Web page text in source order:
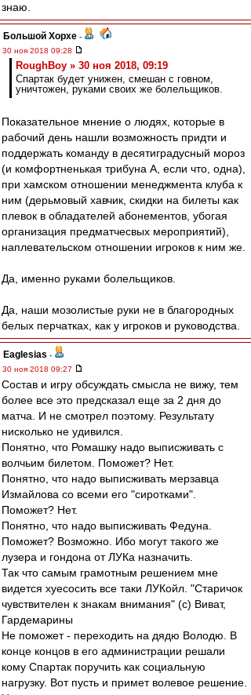
знаю.
Большой Хорхе -
30 ноя 2018 09:28
RoughBoy » 30 ноя 2018, 09:19
Спартак будет унижен, смешан с говном,
уничтожен, руками своих же болельщиков.
Показательное мнение о людях, которые в
рабочий день нашли возможность придти и
поддержать команду в десятиградусный мороз
(и комфортненькая трибуна А, если что, одна),
при хамском отношении менеджмента клуба к
ним (дерьмовый хавчик, скидки на билеты как
плевок в обладателей абонементов, убогая
организация предматчесвых мероприятий),
наплевательском отношении игроков к ним же.
Да, именно руками болельщиков.
Да, наши мозолистые руки не в благородных
белых перчатках, как у игроков и руководства.
Eaglesias -
30 ноя 2018 09:27
Состав и игру обсуждать смысла не вижу, тем
более все это предсказал еще за 2 дня до
матча. И не смотрел поэтому. Результату
нисколько не удивился.
Понятно, что Ромашку надо выписживать с
волчьим билетом. Поможет? Нет.
Понятно, что надо выписживать мерзавца
Измайлова со всеми его "сиротками".
Поможет? Нет.
Понятно, что надо выписживать Федуна.
Поможет? Возможно. Ибо могут такого же
лузера и гондона от ЛУКа назначить.
Так что самым грамотным решением мне
видется хуесосить все таки ЛУКойл. "Старичок
чувствителен к знакам внимания" (с) Виват,
Гардемарины
Не поможет - переходить на дядю Володю. В
конце концов в его администрации решали
кому Спартак поручить как социальную
нагрузку. Вот пусть и примет волевое решение.